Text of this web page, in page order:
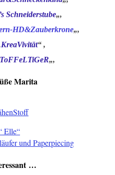
Schneiderstube„,
HD&Zauberkrone„,
KreaVivität“ ,
„,
Marita
Stoff
Elle“
und Paperpiecing
…